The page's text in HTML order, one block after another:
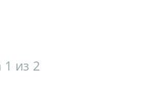
1 из 2